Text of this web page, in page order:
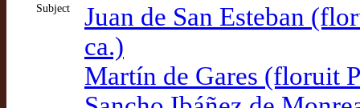
Subject
Juan de San Esteban
ca.)
Martín de Gares (floruit